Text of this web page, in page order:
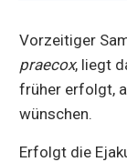
Vorzeitiger
praecox, liegt
früher erfolgt,
wünschen.
Erfolgt die